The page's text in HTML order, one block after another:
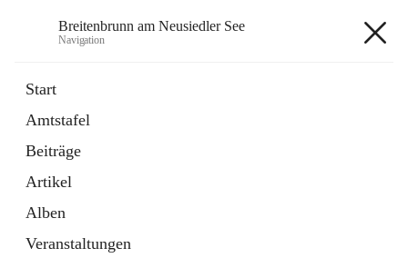
Breitenbrunn am Neusiedler See
Navigation
Start
Amtstafel
Beiträge
Artikel
Alben
Veranstaltungen
18 Schnellzugriffe
Gemeindeservice